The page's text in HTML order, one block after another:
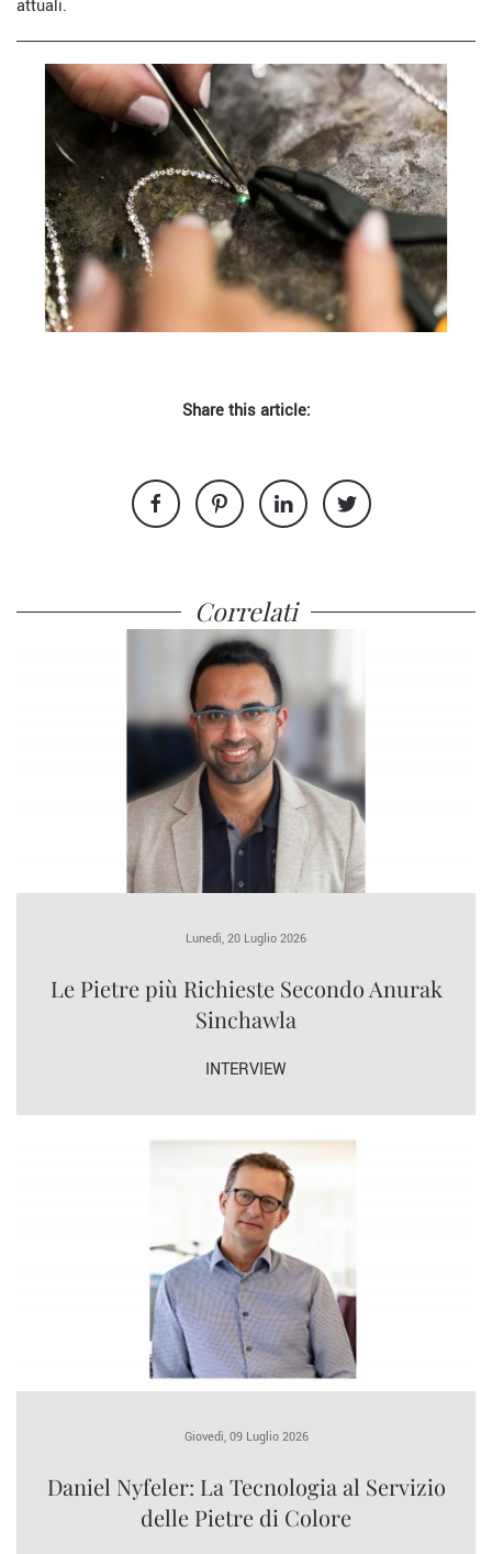
attuali.
Share this article:
Correlati
Lunedì, 20 Luglio 2026
Le Pietre più Richieste Secondo Anurak
Sinchawla
INTERVIEW
Giovedì, 09 Luglio 2026
Daniel Nyfeler: La Tecnologia al Servizio
delle Pietre di Colore